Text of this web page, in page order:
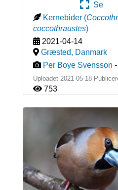
Se
Kernebider (
coccothraustes)
2021-04-14
Græsted, Danmark
Per Boye Svensson -
Uploadet 2021-05-18
753